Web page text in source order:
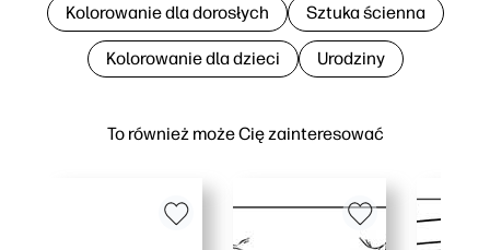
To również może Cię zainteresować
Kolorowanie dla dorosłych Sztuka ścienna
Kolorowanie dla dzieci Urodziny